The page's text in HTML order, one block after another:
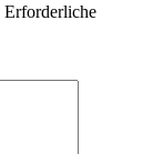
Erforderliche